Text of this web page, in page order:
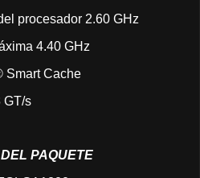
procesador 2.60 GHz
4.40 GHz
Smart Cache
GT/s
PAQUETE